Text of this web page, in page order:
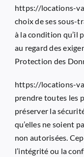
https://locations-
choix de ses sous-
à la condition qu’il
au regard des
Protection des
https://locations-
prendre toutes les
préserver la
qu’elles ne soient
non autorisées.
l’intégrité ou la